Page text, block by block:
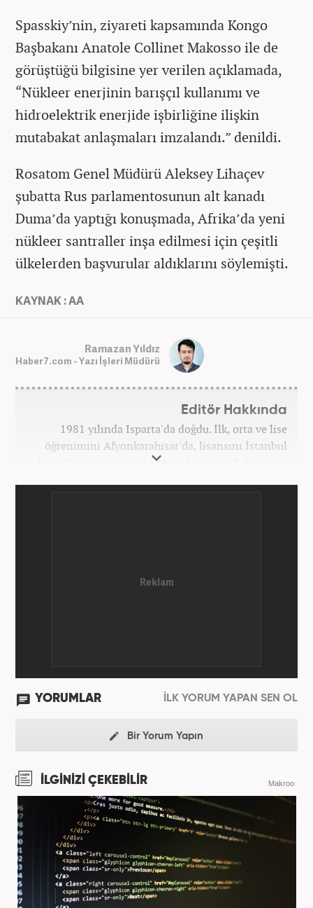
Spasskiy’nin, ziyareti kapsamında Kongo
Başbakanı Anatole Collinet Makosso ile de
görüştüğü bilgisine yer verilen açıklamada,
“Nükleer enerjinin barışçıl kullanımı ve
hidroelektrik enerjide işbirliğine ilişkin
mutabakat anlaşmaları imzalandı.” denildi.
Rosatom Genel Müdürü Aleksey Lihaçev
şubatta Rus parlamentosunun alt kanadı
Duma’da yaptığı konuşmada, Afrika’da yeni
nükleer santraller inşa edilmesi için çeşitli
ülkelerden başvurular aldıklarını söylemişti.
KAYNAK : AA
Ramazan Yıldız
Haber7.com - Yazı İşleri Müdürü
Editör Hakkında
1981 yılında Isparta'da doğdu. İlk, orta ve lise
öğrenimini Afyonkarahisar'da, lisansını İstanbul
Bilgi Üniversitesi'nde, yüksek lisansını Bahçeşehir
Haber7’de gece editörlüğüne başladı. Halen
YORUMLAR İLK YORUM YAPAN SEN OL
Bir Yorum Yapın
İLGİNİZİ ÇEKEBİLİR Makroo